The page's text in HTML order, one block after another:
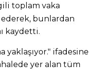
toplam vaka
ederek, bunlardan
kaydetti.
yaklaşıyor." ifadesine
yer alan tüm